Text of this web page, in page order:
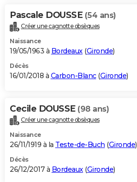
Pascale DOUSSE (54 ans)
Créer une cagnotte obsèques
Naissance
19/05/1963 à Bordeaux(Gironde)
Décès
16/01/2018 à Carbon-Blanc(Gironde)
Cecile DOUSSE (98 ans)
Créer une cagnotte obsèques
Naissance
26/11/1919 à la Teste-de-Buch (Gironde)
Décès
26/12/2017 à Bordeaux (Gironde)